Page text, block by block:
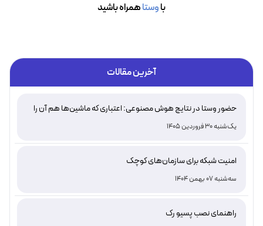
باوستاهمراه باشید
آخرین مقالات
حضور وستا در نتایج هوش مصنوعی: اعتباری که ماشین‌ها هم آن را
تأیید می‌کنند
یک‌شنبه 30 فروردین 1405
امنیت شبکه برای سازمان‌های کوچک
سه‌شنبه 07 بهمن 1404
راهنمای نصب پسیو رک